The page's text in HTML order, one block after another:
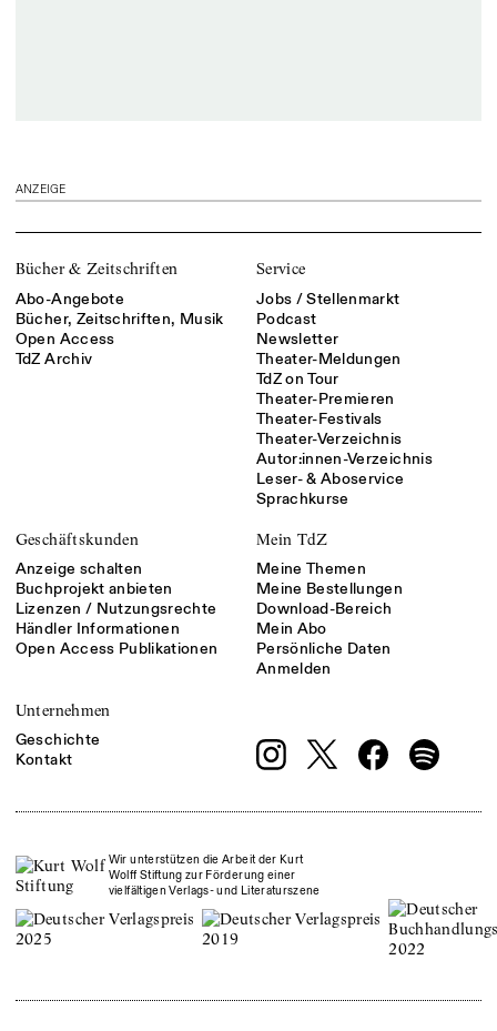
ANZEIGE
Bücher & Zeitschriften
Abo-Angebote
Bücher, Zeitschriften, Musik
Open Access
TdZ Archiv
Service
Jobs / Stellenmarkt
Podcast
Newsletter
Theater-Meldungen
TdZ on Tour
Theater-Premieren
Theater-Festivals
Theater-Verzeichnis
Autor:innen-Verzeichnis
Leser- & Aboservice
Sprachkurse
Geschäftskunden
Anzeige schalten
Buchprojekt anbieten
Lizenzen / Nutzungsrechte
Händler Informationen
Open Access Publikationen
Mein TdZ
Meine Themen
Meine Bestellungen
Download-Bereich
Mein Abo
Persönliche Daten
Anmelden
Unternehmen
Geschichte
Kontakt
Wir unterstützen die Arbeit der Kurt
Wolff Stiftung zur Förderung einer
vielfältigen Verlags- und Literaturszene